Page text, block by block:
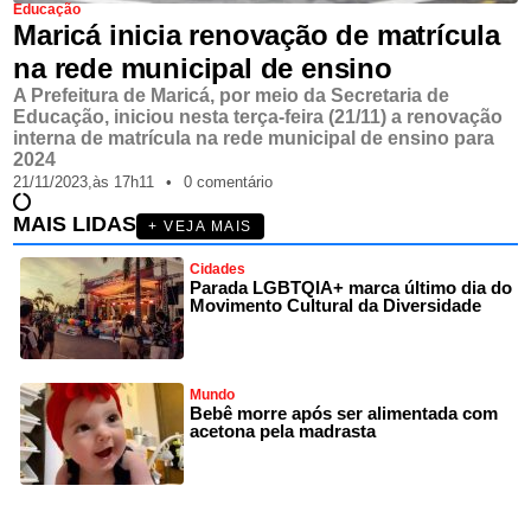
Educação
Maricá inicia renovação de matrícula
na rede municipal de ensino
A Prefeitura de Maricá, por meio da Secretaria de
Educação, iniciou nesta terça-feira (21/11) a renovação
interna de matrícula na rede municipal de ensino para
2024
21/11/2023,às 17h11 • 0 comentário
MAIS LIDAS + VEJA MAIS
Cidades
Parada LGBTQIA+ marca último dia do
Movimento Cultural da Diversidade
Mundo
Bebê morre após ser alimentada com
acetona pela madrasta